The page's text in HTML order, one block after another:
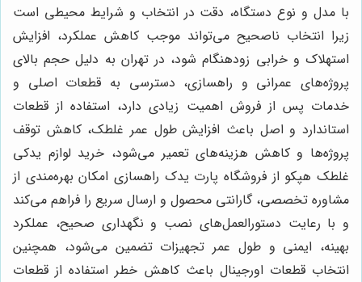
با مدل و نوع دستگاه، دقت در انتخاب و شرایط محیطی است
زیرا انتخاب ناصحیح می‌تواند موجب کاهش عملکرد، افزایش
استهلاک و خرابی زودهنگام شود، در تهران به دلیل حجم بالای
پروژه‌های عمرانی و راهسازی، دسترسی به قطعات اصلی و
خدمات پس از فروش اهمیت زیادی دارد، استفاده از قطعات
استاندارد و اصل باعث افزایش طول عمر غلطک، کاهش توقف
پروژه‌ها و کاهش هزینه‌های تعمیر می‌شود، خرید لوازم یدکی
غلطک هپکو از فروشگاه پارت یدک راهسازی امکان بهره‌مندی از
مشاوره تخصصی، گارانتی محصول و ارسال سریع را فراهم می‌کند
و با رعایت دستورالعمل‌های نصب و نگهداری صحیح، عملکرد
بهینه، ایمنی و طول عمر تجهیزات تضمین می‌شود، همچنین
انتخاب قطعات اورجینال باعث کاهش خطر استفاده از قطعات